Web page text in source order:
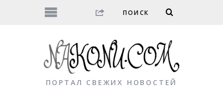
ПОРТАЛ СВЕЖИХ НОВОСТЕЙ